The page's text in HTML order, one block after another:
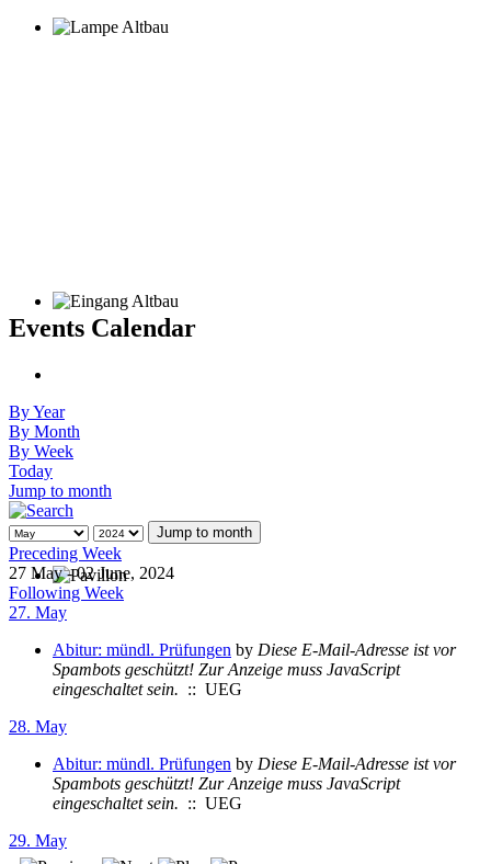
Events Calendar
By Year
By Month
By Week
Today
Jump to month
Jump to month
Preceding Week
27 May - 02 June, 2024
Following Week
27. May
Abitur: mündl. Prüfungen by Diese E-Mail-Adresse ist vor
Spambots geschützt! Zur Anzeige muss JavaScript
eingeschaltet sein. :: UEG
28. May
Abitur: mündl. Prüfungen by Diese E-Mail-Adresse ist vor
Spambots geschützt! Zur Anzeige muss JavaScript
eingeschaltet sein. :: UEG
29. May